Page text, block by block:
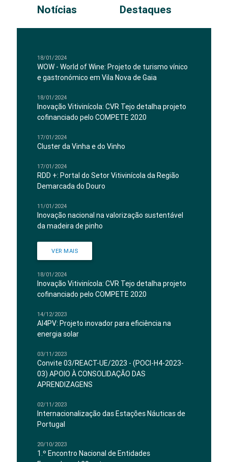
Notícias Destaques
18/01/2024
WOW - World of Wine: Projeto de turismo vínico
e gastronómico em Vila Nova de Gaia
18/01/2024
Inovação Vitivinícola: CVR Tejo detalha projeto
cofinanciado pelo COMPETE 2020
17/01/2024
Cluster da Vinha e do Vinho
17/01/2024
RDD +: Portal do Setor Vitivinícola da Região
Demarcada do Douro
11/01/2024
Inovação nacional na valorização sustentável
da madeira de pinho
VER MAIS
18/01/2024
Inovação Vitivinícola: CVR Tejo detalha projeto
cofinanciado pelo COMPETE 2020
14/12/2023
AI4PV: Projeto inovador para eficiência na
energia solar
03/11/2023
Convite 03/REACT-UE/2023 - (POCI-H4-2023-
03) APOIO À CONSOLIDAÇÃO DAS
APRENDIZAGENS
02/11/2023
Internacionalização das Estações Náuticas de
Portugal
20/10/2023
1.º Encontro Nacional de Entidades